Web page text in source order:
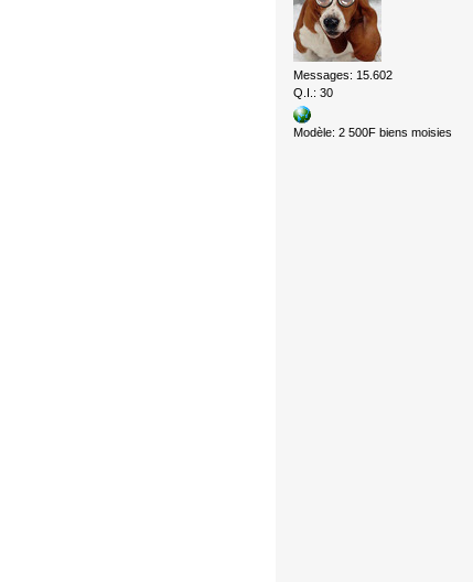
Messages: 15.602
Q.I.: 30
Modèle: 2 500F biens moisies